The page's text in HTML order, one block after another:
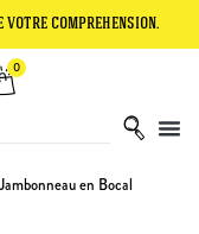
Le site
0
en Bocal